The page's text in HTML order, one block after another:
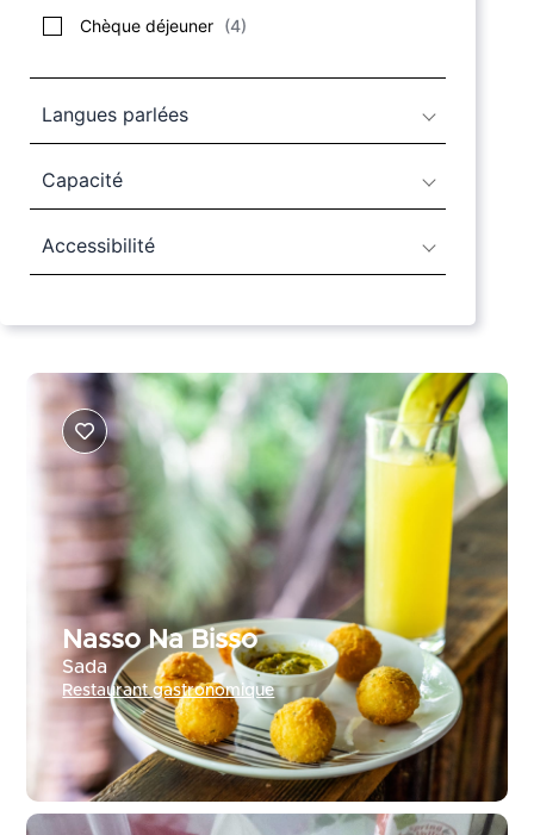
Chèque déjeuner (4)
Langues parlées
Capacité
Accessibilité
Nasso Na Bisso
Sada
Restaurant gastronomique
Page Page